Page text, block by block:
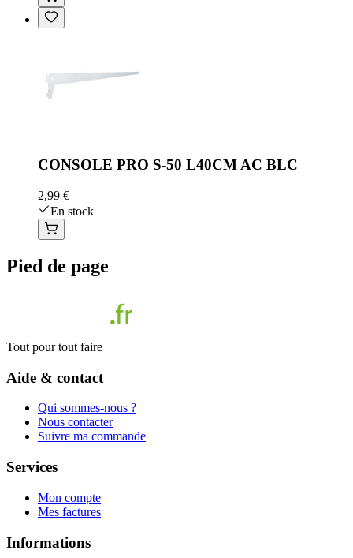
CONSOLE PRO S-50 L40CM AC BLC
2,99 €
En stock
Pied de page
Tout pour tout faire
Aide & contact
Qui sommes-nous ?
Nous contacter
Suivre ma commande
Services
Mon compte
Mes factures
Informations